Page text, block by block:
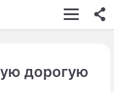
ШОУ-БИЗНЕС
КИНОдорогую